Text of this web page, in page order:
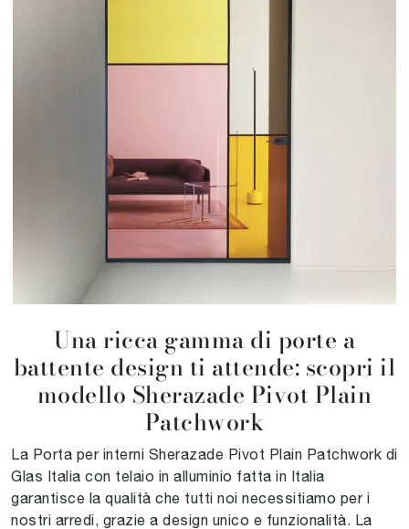
Una ricca gamma di porte a
battente design ti attende: scopri il
modello Sherazade Pivot Plain
Patchwork
La Porta per interni Sherazade Pivot Plain Patchwork di
Glas Italia con telaio in alluminio fatta in Italia
garantisce la qualità che tutti noi necessitiamo per i
nostri arredi, grazie a design unico e funzionalità. La